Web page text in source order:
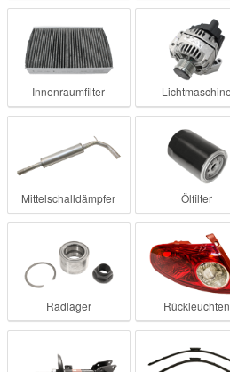
Innenraumfilter Lichtmaschine
Mittelschalldämpfer Ölfilter
Radlager Rückleuchten
Skoda Ersatzteile
Suzuki Ersatzteile
Volvo Ersatzteile